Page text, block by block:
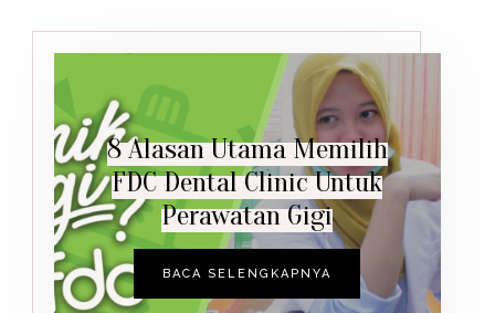
8 Alasan Utama Memilih
FDC Dental Clinic Untuk
Perawatan Gigi
BACA SELENGKAPNYA